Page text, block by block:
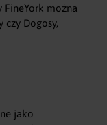
FineYork można
czy Dogosy,
jako